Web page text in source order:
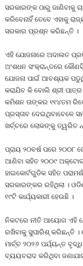
ସରକାରଙ୍କ ଠାରୁ ଜାଣିବାକୁ
କରିବେନାହିଁ ତେବେ ଏହାକୁ
ସରକାର ପ୍ରଶ୍ନ କରିଛନ୍ତି ।
ଏହି ଯୋଜନାରେ ଅଦାଲତ
ଅଂଶଧନ ସଂକ୍ରାନ୍ତରେ
ଯୋଜନା ପାଇଁ ଆବଶ୍ୟକ
କରାଯିବ କି ବୋଲି ଶ୍ରୀ ପାତ୍ର
କମିଶନ ତାଙ୍କର ୧୧୪ତମ
ପ୍ରସ୍ତାବ ଦେଇଥିବାବେଳେ
ଖର୍ଚ୍ଚରେ ଲୋକଙ୍କୁ ତ୍ୱରିତ
ପ୍ରାୟ ୨୦ବର୍ଷ ପରେ ୨୦୦୮
ଆଣିବା ସହିତ ୨୦୦୯
ହାଇକୋର୍ଟଗୁଡିକ ସହିତ
ସରକାରଙ୍କର ରହିଥିଲା ।
୧୯ଟି କାର୍ଯ୍ୟକାରୀ ହେଉଛି ।
ନିକଟରେ ନୀତି ଆୟୋଗ ଏହି
ରଖିବାକୁ ସୁପାରିଶ୍‍ କରିଛନ୍ତି
ମାର୍ଚ୍ଚ ୨୦୨୬ ପର୍ଯ୍ୟନ୍ତ
ବ୍ୟୟବରାଦ କରିଥିବା